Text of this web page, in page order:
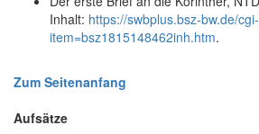
Inhalt: https://swbplus.bsz-bw.de/
item=bsz1815148462inh.htm.
Zum Seitenanfang
Aufsätze